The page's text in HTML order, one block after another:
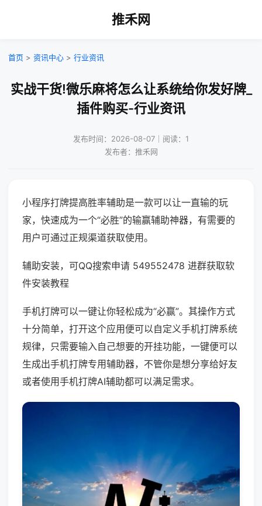
推禾网
首页 > 资讯中心 > 行业资讯
实战干货!微乐麻将怎么让系统给你发好牌_
插件购买-行业资讯
发布时间：2026-08-07｜阅读：1
发布者：推禾网
小程序打牌提高胜率辅助是一款可以让一直输的玩
家，快速成为一个“必胜”的输赢辅助神器，有需要的
用户可通过正规渠道获取使用。
辅助安装，可QQ搜索申请 549552478 进群获取软
件安装教程
手机打牌可以一键让你轻松成为“必赢”。其操作方式
十分简单，打开这个应用便可以自定义手机打牌系统
规律，只需要输入自己想要的开挂功能，一键便可以
生成出手机打牌专用辅助器，不管你是想分享给好友
或者使用手机打牌AI辅助都可以满足需求。